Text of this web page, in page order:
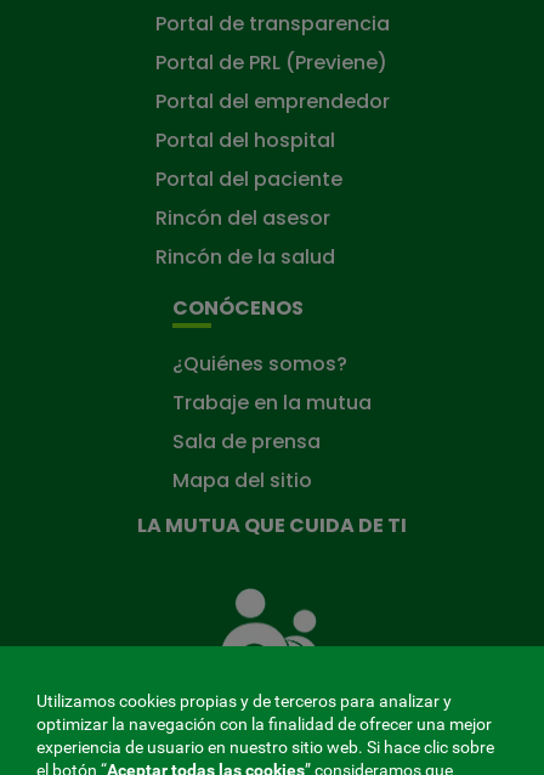
Portal de transparencia
Portal de PRL (Previene)
Portal del emprendedor
Portal del hospital
Portal del paciente
Rincón del asesor
Rincón de la salud
CONÓCENOS
¿Quiénes somos?
Trabaje en la mutua
Sala de prensa
Mapa del sitio
LA MUTUA QUE CUIDA DE TI
Mutua
que
Utilizamos cookies propias y de terceros para analizar y
optimizar la navegación con la finalidad de ofrecer una mejor
experiencia de usuario en nuestro sitio web. Si hace clic sobre
el botón “Aceptar todas las cookies” consideramos que